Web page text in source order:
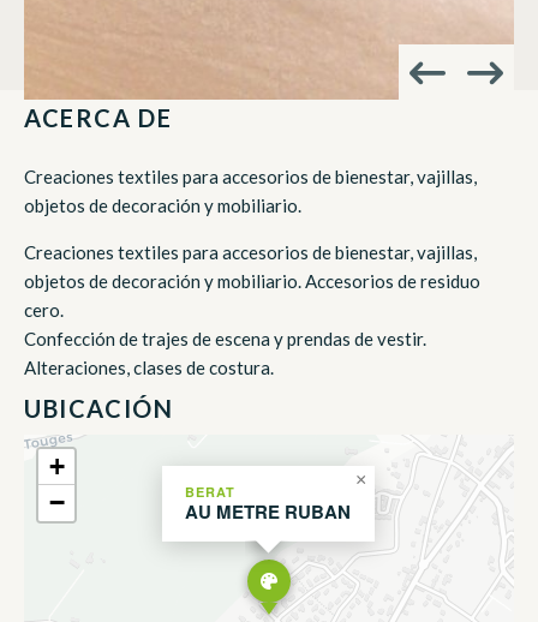
ACERCA DE
Creaciones textiles para accesorios de bienestar, vajillas,
objetos de decoración y mobiliario.
Creaciones textiles para accesorios de bienestar, vajillas,
objetos de decoración y mobiliario. Accesorios de residuo
cero.
Confección de trajes de escena y prendas de vestir.
Alteraciones, clases de costura.
UBICACIÓN
BERAT
AU METRE RUBAN
×
+
−